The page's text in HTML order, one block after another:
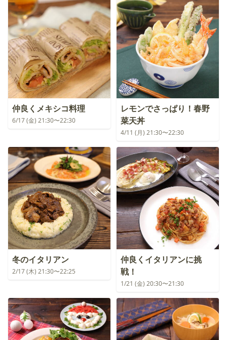
仲良くメキシコ料理
6/17 (金) 21:30〜22:30
レモンでさっぱり！春野
菜天丼
4/11 (月) 21:30〜22:30
冬のイタリアン
2/17 (木) 21:30〜22:25
仲良くイタリアンに挑
戦！
1/21 (金) 20:30〜21:30